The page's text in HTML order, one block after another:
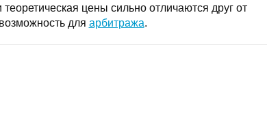
цены сильно отличаются друг от
для арбитража.